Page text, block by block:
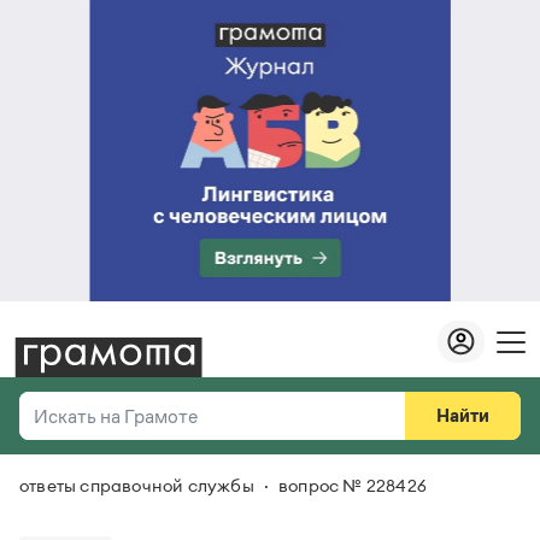
Искать на Грамоте
Справочная служба
Найти
Везде
ответы справочной службы вопрос № 228426